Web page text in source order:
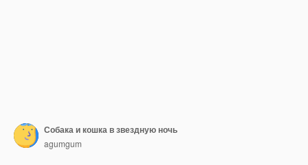
Собака и кошка в звездную ночь
agumgum